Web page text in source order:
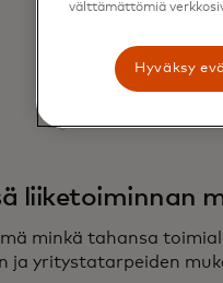
liiketoiminnan
minkä tahansa
ja yritystatarpeiden
välttämättömiä
Hyväksy